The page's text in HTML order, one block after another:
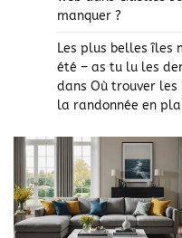
manquer ?
Les plus belles îles
été – as tu lu les
dans Où trouver
la randonnée en